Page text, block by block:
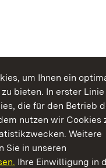
um Ihnen ein
bieten. In erster
die für den Betrieb
nutzen wir Cookies
Weitere
Sie in unseren
Ihre Einwilligung in
Genießen.
Schwetzingen